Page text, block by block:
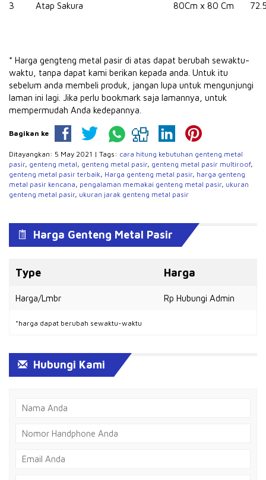
3
Atap Sakura 80Cm x 80 Cm
* Harga gengteng metal pasir di atas dapat berubah sewaktu-
waktu, tanpa dapat kami berikan kepada anda. Untuk itu
sebelum anda membeli produk, jangan lupa untuk mengunjungi
laman ini lagi. Jika perlu bookmark saja lamannya, untuk
mempermudah Anda kedepannya.
Bagikan ke
Ditayangkan: 5 May 2021 | Tags: cara hitung kebutuhan genteng metal
pasir, genteng metal, genteng metal pasir, genteng metal pasir multiroof,
genteng metal pasir terbaik, Harga genteng metal pasir, harga genteng
metal pasir kencana, pengalaman memakai genteng metal pasir, ukuran
genteng metal pasir, ukuran jarak genteng metal pasir
Harga Genteng Metal Pasir
Type Harga
Harga/Lmbr Rp Hubungi Admin
*harga dapat berubah sewaktu-waktu
Hubungi Kami